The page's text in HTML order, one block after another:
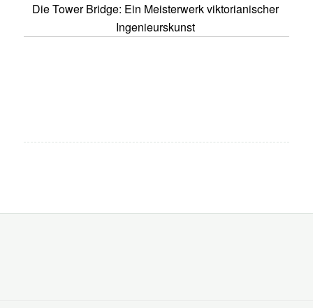
Die Tower Bridge: Ein Meisterwerk viktorianischer
Ingenieurskunst